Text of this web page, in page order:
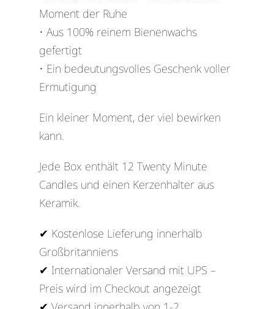
Moment der Ruhe
• Aus 100% reinem Bienenwachs
gefertigt
• Ein bedeutungsvolles Geschenk voller
Ermutigung
Ein kleiner Moment, der viel bewirken
kann.
Jede Box enthält 12 Twenty Minute
Candles und einen Kerzenhalter aus
Keramik.
✔ Kostenlose Lieferung innerhalb
Großbritanniens
✔ Internationaler Versand mit UPS –
Preis wird im Checkout angezeigt